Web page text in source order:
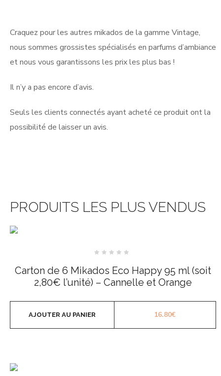
Craquez pour les autres mikados de la gamme Vintage,
nous sommes grossistes spécialisés en parfums d’ambiance
et nous vous garantissons les prix les plus bas !
Il n’y a pas encore d’avis.
Seuls les clients connectés ayant acheté ce produit ont la
possibilité de laisser un avis.
PRODUITS LES PLUS VENDUS
sur
5
Carton de 6 Mikados Eco Happy 95 ml (soit
2,80€ l’unité) – Cannelle et Orange
16.80€
AJOUTER AU PANIER